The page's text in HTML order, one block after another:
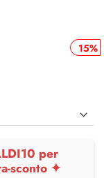
15%
per
sconto ✦